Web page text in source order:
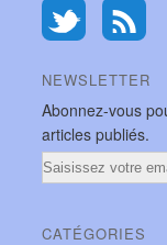
NEWSLETTER
Abonnez-vous
articles publiés.
Email
CATÉGORIES